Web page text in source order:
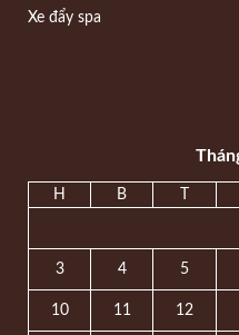
Xe đẩy spa
H B
3 4 5
10 11 12